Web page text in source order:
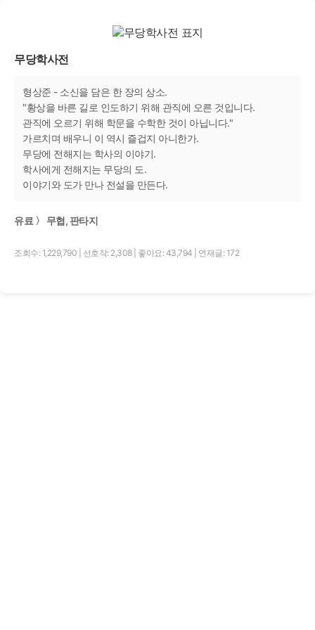
무당학사전
형상준 - 소신을 담은 한 장의 상소.
"황상을 바른 길로 인도하기 위해 관직에 오른 것입니다.
관직에 오르기 위해 학문을 수학한 것이 아닙니다."
가르치며 배우니 이 역시 즐겁지 아니한가.
무당에 전해지는 학사의 이야기.
학사에게 전해지는 무당의 도.
이야기와 도가 만나 전설을 만든다.
유료 〉 무협, 판타지
조회수: 1,229,790 선호작: 2,308 좋아요: 43,794 연재글: 172